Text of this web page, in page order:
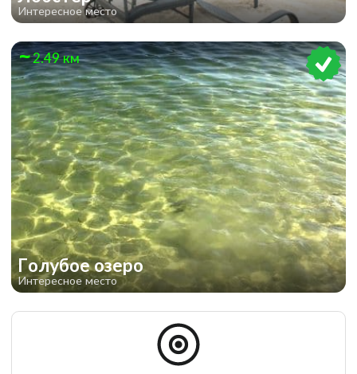
Интересное место
2.49 км
Голубое озеро
Интересное место